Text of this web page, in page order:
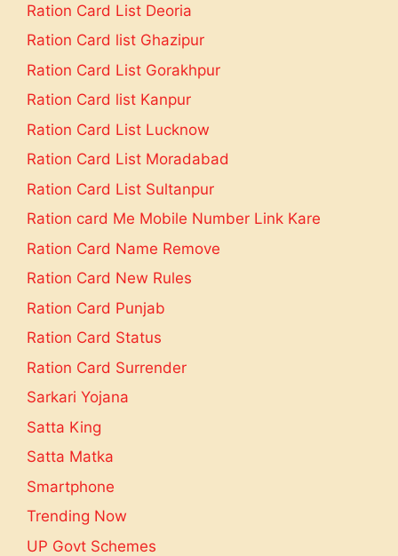
Ration Card List Deoria
Ration Card list Ghazipur
Ration Card List Gorakhpur
Ration Card list Kanpur
Ration Card List Lucknow
Ration Card List Moradabad
Ration Card List Sultanpur
Ration card Me Mobile Number Link Kare
Ration Card Name Remove
Ration Card New Rules
Ration Card Punjab
Ration Card Status
Ration Card Surrender
Sarkari Yojana
Satta King
Satta Matka
Smartphone
Trending Now
UP Govt Schemes